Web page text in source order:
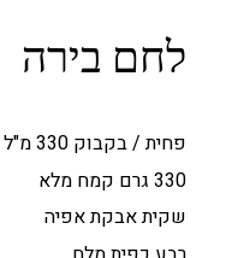
לחם בירה
פחית / בקבוק 330 מ"ל בירה שחורה
330 גרם קמח מלא
שקית אבקת אפיה